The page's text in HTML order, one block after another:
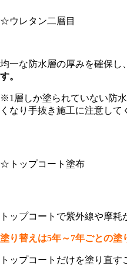
☆ウレタン二層目
均一な防水層の厚みを確保し、
す。
※1層しか塗られていない防
くなり手抜き施工に注意して
☆トップコート塗布
トップコートで紫外線や摩耗
塗り替えは5年～7年ごとの塗
トップコートだけを塗り直